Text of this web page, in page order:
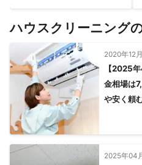
ハウスクリーニング
2020年12
【2025
金相場は
や安く頼
2025年04